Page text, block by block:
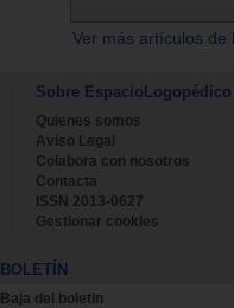
Ver más artículos
Sobre EspacioLogopédico
Quienes somos
Aviso Legal
Colabora con nosotros
Contacta
ISSN 2013-0627
Gestionar cookies
BOLETÍN
Baja del boletin